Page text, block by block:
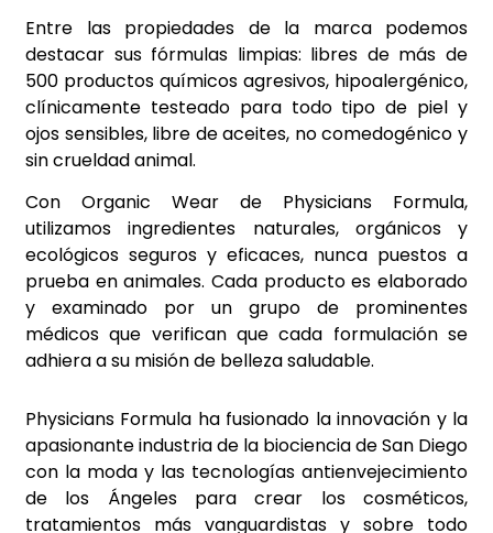
Entre las propiedades de la marca podemos
destacar sus fórmulas limpias: libres de más de
500 productos químicos agresivos, hipoalergénico,
clínicamente testeado para todo tipo de piel y
ojos sensibles, libre de aceites, no comedogénico y
sin crueldad animal.
Con Organic Wear de Physicians Formula,
utilizamos ingredientes naturales, orgánicos y
ecológicos seguros y eficaces, nunca puestos a
prueba en animales. Cada producto es elaborado
y examinado por un grupo de prominentes
médicos que verifican que cada formulación se
adhiera a su misión de belleza saludable.
Physicians Formula ha fusionado la innovación y la
apasionante industria de la biociencia de San Diego
con la moda y las tecnologías antienvejecimiento
de los Ángeles para crear los cosméticos,
tratamientos más vanguardistas y sobre todo